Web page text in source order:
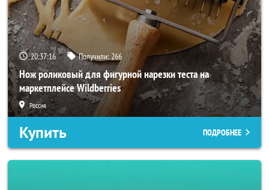
20:37:14 Получили:266
Нож роликовый для фигурной нарезки теста на
маркетплейсе Wildberries
Россия
Купить ПОДРОБНЕЕ